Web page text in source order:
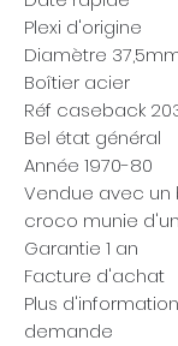
Plexi d'origine
Diamètre
Boîtier acier
Réf caseback
Bel état général
Année 1970-80
Vendue avec un
croco munie
Garantie 1 an
Facture d'achat
Plus
demande